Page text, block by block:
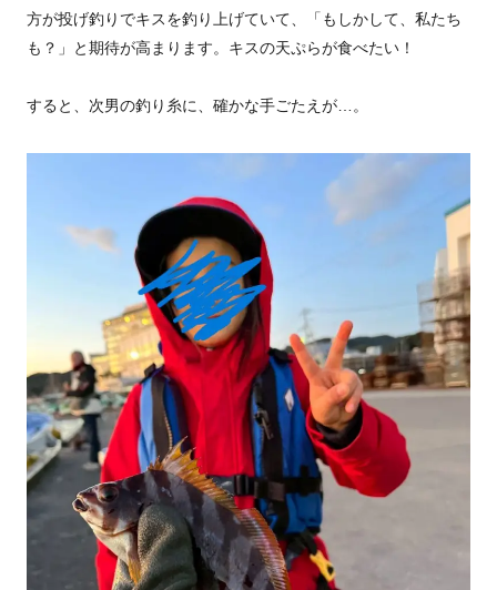
方が投げ釣りでキスを釣り上げていて、「もしかして、私たち
も？」と期待が高まります。キスの天ぷらが食べたい！
すると、次男の釣り糸に、確かな手ごたえが…。